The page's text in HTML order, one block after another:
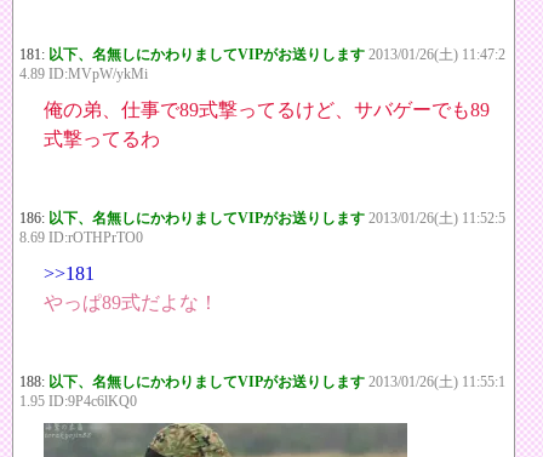
181: 以下、名無しにかわりましてVIPがお送りします 2013/01/26(土) 11:47:2
4.89 ID:MVpW/ykMi
俺の弟、仕事で89式撃ってるけど、サバゲーでも89
式撃ってるわ
186: 以下、名無しにかわりましてVIPがお送りします 2013/01/26(土) 11:52:5
8.69 ID:rOTHPrTO0
>>181
やっぱ89式だよな！
188: 以下、名無しにかわりましてVIPがお送りします 2013/01/26(土) 11:55:1
1.95 ID:9P4c6lKQ0